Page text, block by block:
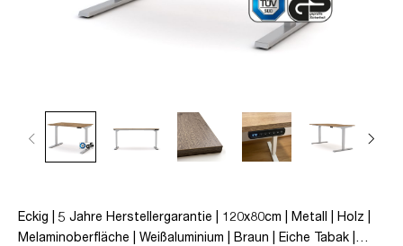
Eckig | 5 Jahre Herstellergarantie | 120x80cm | Metall | Holz |
Melaminoberfläche | Weißaluminium | Braun | Eiche Tabak |